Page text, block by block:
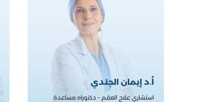
أ.د إيمان الجندي
استشاري علاج العقم – دكتوراه مساعدة